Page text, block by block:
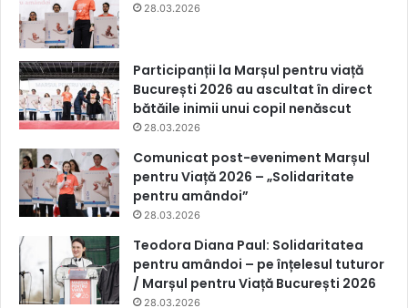
28.03.2026
Participanții la Marșul pentru viață
București 2026 au ascultat în direct
bătăile inimii unui copil nenăscut
28.03.2026
Comunicat post-eveniment Marșul
pentru Viață 2026 – „Solidaritate
pentru amândoi”
28.03.2026
Teodora Diana Paul: Solidaritatea
pentru amândoi – pe înțelesul tuturor
/ Marșul pentru Viață București 2026
28.03.2026